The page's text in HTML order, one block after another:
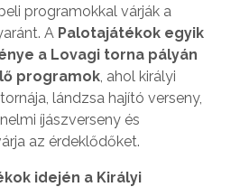
programokkal várják a
A Palotajátékok egyik
a Lovagi torna pályán
programok, ahol királyi
lándzsa hajító verseny,
íjászverseny és
az érdeklődőket.
idején a Királyi